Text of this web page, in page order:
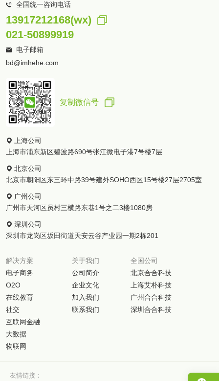
全国统一咨询电话
13917212168(wx)
021-50899919
电子邮箱
bd@imhehe.com
复制微信号
上海公司
上海市浦东新区碧波路690号张江微电子港7号楼7层
北京公司
北京市朝阳区东三环中路39号建外SOHO西区15号楼27层2705室
广州公司
广州市天河区员村三横路东巷1号之二3楼1080房
深圳公司
深圳市龙岗区坂田街道天安云谷产业园一期2栋201
解决方案
电子商务
O2O
在线教育
社交
互联网金融
大数据
物联网
关于我们
公司简介
企业文化
加入我们
联系我们
全国公司
北京合合科技
上海艾朴科技
广州合合科技
深圳合合科技
友情链接：